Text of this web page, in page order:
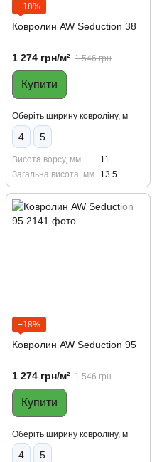
−18%
Ковролин AW Seduction 38
1 274 грн/м² 1 546 грн
Купити
Оберіть ширину ковроліну, м
4 5
Висота ворсу, мм
11
Загальна висота, мм
13.5
−18%
Ковролин AW Seduction 95
1 274 грн/м² 1 546 грн
Купити
Оберіть ширину ковроліну, м
4 5